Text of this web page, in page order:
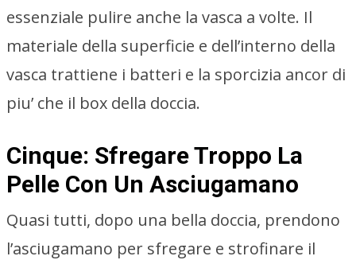
essenziale pulire anche la vasca a volte. Il
materiale della superficie e dell’interno della
vasca trattiene i batteri e la sporcizia ancor di
piu’ che il box della doccia.
Cinque: Sfregare Troppo La
Pelle Con Un Asciugamano
Quasi tutti, dopo una bella doccia, prendono
l’asciugamano per sfregare e strofinare il